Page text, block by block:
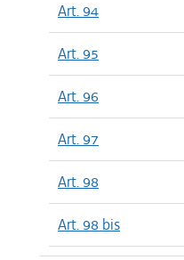
Art. 94
Art. 95
Art. 96
Art. 97
Art. 98
Art. 98 bis